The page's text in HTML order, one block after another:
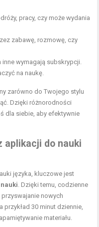
pracy, czy może wydania
zabawę, rozmowę, czy
wymagają subskrypcji.
na naukę.
zarówno do Twojego stylu
Dzięki różnorodności
dla siebie, aby efektywnie
aplikacji do nauki
języka, kluczowe jest
. Dzięki temu, codzienne
przyswajanie nowych
30 minut dziennie,
materiału.